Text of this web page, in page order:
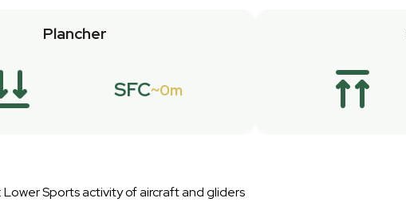
Plancher
SFC 0m
Sports activity of aircraft and gliders